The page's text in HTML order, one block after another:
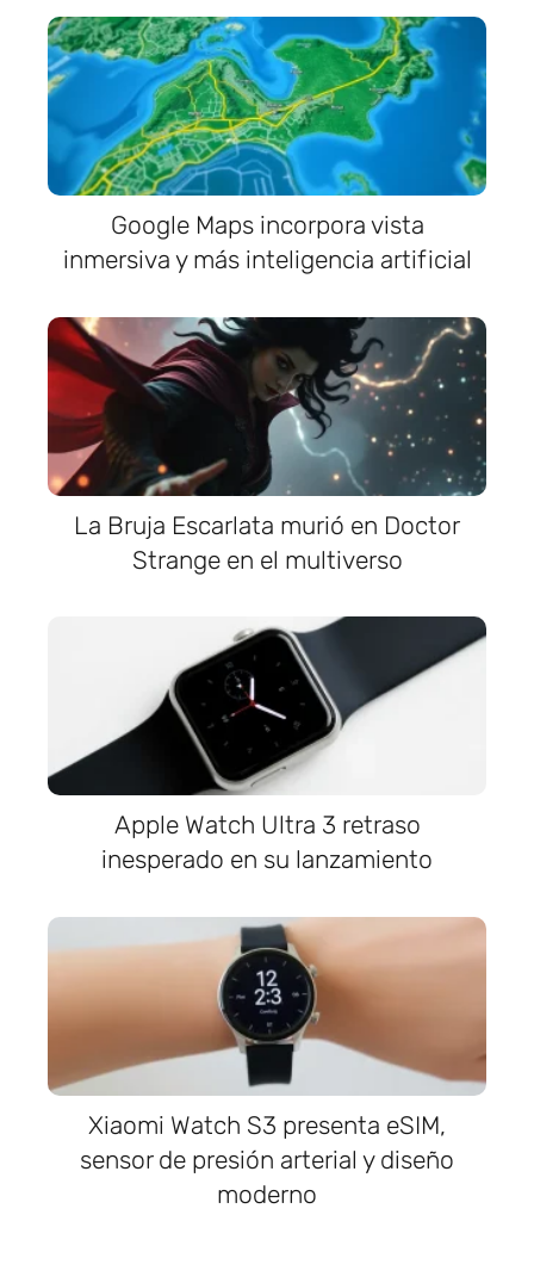
Google Maps incorpora vista
inmersiva y más inteligencia artificial
La Bruja Escarlata murió en Doctor
Strange en el multiverso
Apple Watch Ultra 3 retraso
inesperado en su lanzamiento
Xiaomi Watch S3 presenta eSIM,
sensor de presión arterial y diseño
moderno